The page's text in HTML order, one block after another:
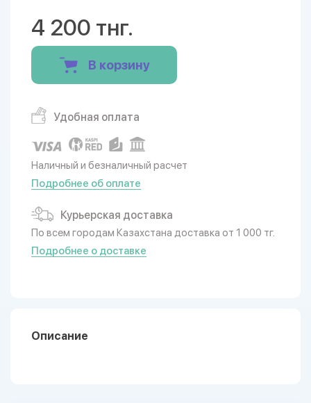
4 200 тнг.
В корзину
Удобная оплата
Наличный и безналичный расчет
Подробнее об оплате
Курьерская доставка
По всем городам Казахстана доставка от 1 000 тг.
Подробнее о доставке
Описание